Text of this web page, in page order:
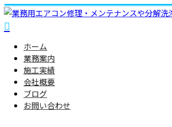
ホーム
業務案内
施工実績
会社概要
ブログ
お問い合わせ